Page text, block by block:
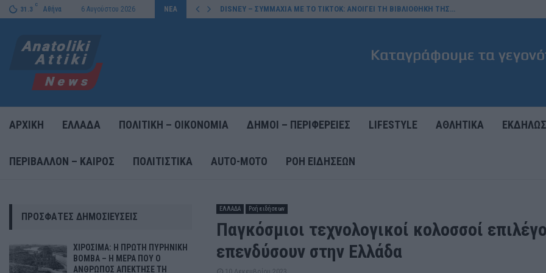
31.3
C
Αθήνα 6 Αυγούστου 2026 ΝΕΑ DISNEY – ΣΥΜΜΑΧΙΑ ΜΕ ΤΟ TIKTOK: ΑΝΟΙΓΕΙ ΤΗ ΒΙΒΛΙΟΘΗΚΗ ΤΗΣ…
ΑΡΧΙΚΗ ΕΛΛΑΔΑ ΠΟΛΙΤΙΚΗ – ΟΙΚΟΝΟΜΙΑ ΔΗΜΟΙ – ΠΕΡΙΦΕΡΕΙΕΣ LIFESTYLE ΑΘΛΗΤΙΚΑ
ΠΕΡΙΒΑΛΛΟΝ – ΚΑΙΡΟΣ ΠΟΛΙΤΙΣΤΙΚΑ AUTO-MOTO ΡΟΉ ΕΙΔΉΣΕΩΝ
ΕΛΛΑΔΑ Ροή ειδήσεων
Παγκόσμιοι τεχνολογικοί κολοσσοί
επενδύσουν στην Ελλάδα
ΠΡΌΣΦΑΤΕΣ ΔΗΜΟΣΙΕΎΣΕΙΣ
ΧΙΡΟΣΙΜΑ: Η ΠΡΩΤΗ ΠΥΡΗΝΙΚΗ
ΒΟΜΒΑ – Η ΜΕΡΑ ΠΟΥ Ο
ΑΝΘΡΩΠΟΣ ΑΠΕΚΤΗΣΕ ΤΗ